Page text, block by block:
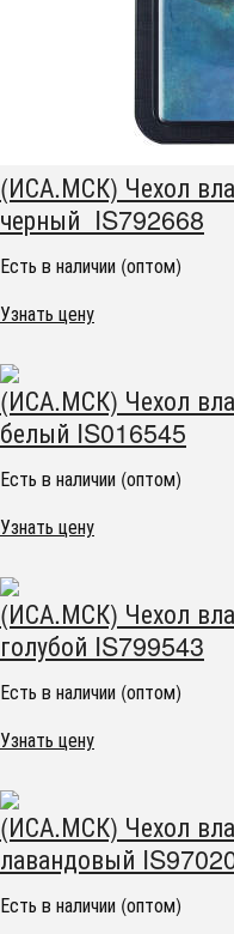
(ИСА.МСК) Чехол
черный IS792668
Есть в наличии (оптом)
Узнать цену
(ИСА.МСК) Чехол
белый IS016545
Есть в наличии (оптом)
Узнать цену
(ИСА.МСК) Чехол
голубой IS799543
Есть в наличии (оптом)
Узнать цену
(ИСА.МСК) Чехол
лавандовый
Есть в наличии (оптом)